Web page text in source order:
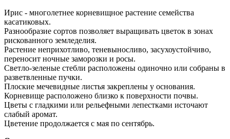
Ирис - многолетнее корневищное растение семейства
касатиковых.
Разнообразие сортов позволяет выращивать цветок в зонах
рискованного земледелия.
Растение неприхотливо, теневыносливо, засухоустойчиво,
переносит ночные заморозки и росы.
Светло-зеленые стебли расположены одиночно или собраны в
разветвленные пучки.
Плоские мечевидные листья закреплены у основания.
Корневище расположено близко к поверхности почвы.
Цветы с гладкими или рельефными лепестками источают
слабый аромат.
Цветение продолжается с мая по сентябрь.